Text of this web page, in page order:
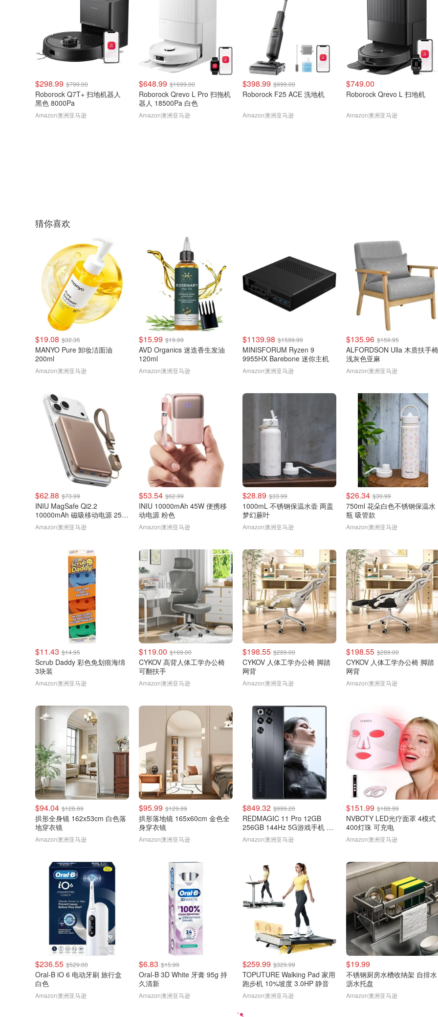
$298.99 $799.00
Roborock Q7T+ 扫地机器人
黑色 8000Pa
Amazon澳洲亚马逊
$648.99 $1699.00
Roborock Qrevo L Pro 扫拖机
器人 18500Pa 白色
Amazon澳洲亚马逊
$398.99 $999.00
Roborock F25 ACE 洗地机
Amazon澳洲亚马逊
$749.00
Roborock Qrevo L 扫地机
Amazon澳洲亚马逊
猜你喜欢
$19.08 $32.35
MANYO Pure 卸妆洁面油
200ml
Amazon澳洲亚马逊
$15.99 $19.99
AVD Organics 迷迭香生发油
120ml
Amazon澳洲亚马逊
$1139.98 $1599.99
MINISFORUM Ryzen 9
9955HX Barebone 迷你主机
Amazon澳洲亚马逊
$135.96 $159.95
ALFORDSON Ulla 木质扶手椅
浅灰色亚麻
Amazon澳洲亚马逊
$62.88 $73.99
INIU MagSafe Qi2.2
10000mAh 磁吸移动电源 25W
棕色
Amazon澳洲亚马逊
$53.54 $62.99
INIU 10000mAh 45W 便携移
动电源 粉色
Amazon澳洲亚马逊
$28.89 $33.99
1000mL 不锈钢保温水壶 两盖
梦幻蕨叶
Amazon澳洲亚马逊
$26.34 $30.99
750ml 花朵白色不锈钢保温水
瓶 吸管款
Amazon澳洲亚马逊
$11.43 $14.95
Scrub Daddy 彩色免划痕海绵
3块装
Amazon澳洲亚马逊
$119.00 $169.00
CYKOV 高背人体工学办公椅
可翻扶手
Amazon澳洲亚马逊
$198.55 $289.00
CYKOV 人体工学办公椅 脚踏
网背
Amazon澳洲亚马逊
$198.55 $289.00
CYKOV 人体工学办公椅 脚踏
网背
Amazon澳洲亚马逊
$94.04 $128.99
拱形全身镜 162x53cm 白色落
地穿衣镜
Amazon澳洲亚马逊
$95.99 $129.99
拱形落地镜 165x60cm 金色全
身穿衣镜
Amazon澳洲亚马逊
$849.32 $999.20
REDMAGIC 11 Pro 12GB
256GB 144Hz 5G游戏手机 黑
色
Amazon澳洲亚马逊
$151.99 $188.99
NVBOTY LED光疗面罩 4模式
400灯珠 可充电
Amazon澳洲亚马逊
$236.55 $529.00
Oral-B iO 6 电动牙刷 旅行盒
白色
Amazon澳洲亚马逊
$6.83 $15.99
Oral-B 3D White 牙膏 95g 持
久清新
Amazon澳洲亚马逊
$259.99 $329.99
TOPUTURE Walking Pad 家用
跑步机 10%坡度 3.0HP 静音
Amazon澳洲亚马逊
$19.99
不锈钢厨房水槽收纳架 自排水
沥水托盘
Amazon澳洲亚马逊